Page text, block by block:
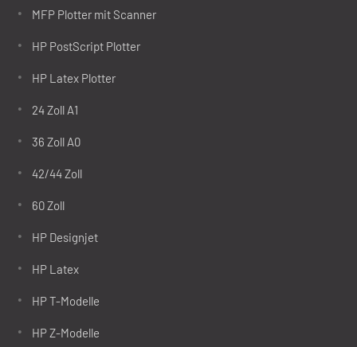
MFP Plotter mit Scanner
HP PostScript Plotter
HP Latex Plotter
24 Zoll A1
36 Zoll A0
42/44 Zoll
60 Zoll
HP Designjet
HP Latex
HP T-Modelle
HP Z-Modelle